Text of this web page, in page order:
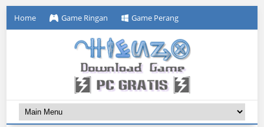
Home Game Ringan Game Perang